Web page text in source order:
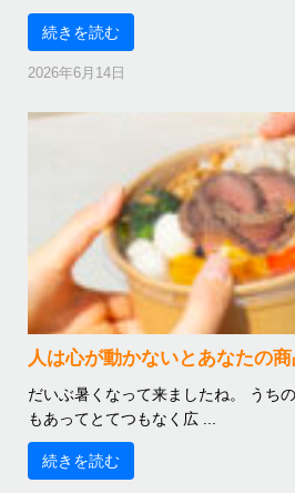
続きを読む
2026年6月14日
人は心が動かないとあなたの
だいぶ暑くなって来ましたね。 うち
もあってとてつもなく広 ...
続きを読む